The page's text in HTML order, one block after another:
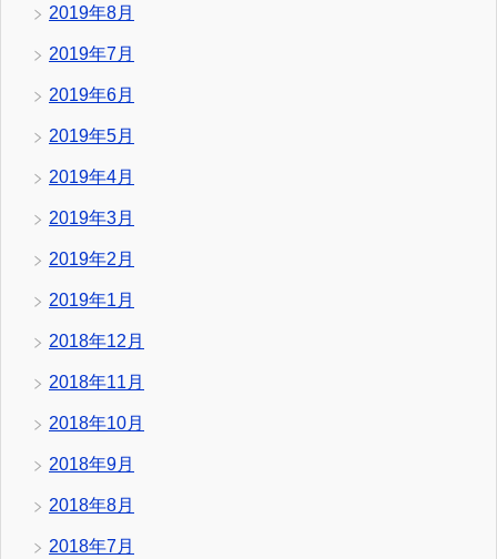
2019年8月
2019年7月
2019年6月
2019年5月
2019年4月
2019年3月
2019年2月
2019年1月
2018年12月
2018年11月
2018年10月
2018年9月
2018年8月
2018年7月